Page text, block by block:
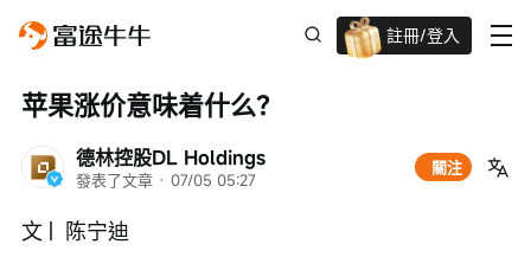
註冊/登入
迎新驚喜賞 股票/BTC等任你揀!
德林控股DL Holdings
發表了文章 · 07/05 05:27
關注
苹果涨价意味着什么？
文 |  陈宁迪